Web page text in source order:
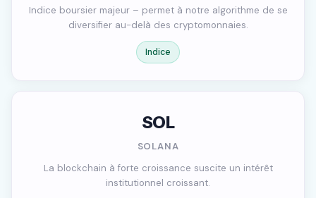
Indice boursier majeur – permet à notre algorithme de se
diversifier au-delà des cryptomonnaies.
Indice
SOL
SOLANA
La blockchain à forte croissance suscite un intérêt
institutionnel croissant.